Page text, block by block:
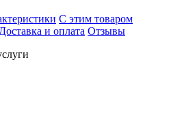
С этим товаром
Доставка и оплата Отзывы